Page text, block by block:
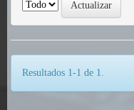
Resultados 1-1 de 1.